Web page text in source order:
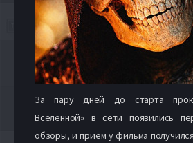
За пару дней до старта
Вселенной» в сети появились
обзоры, и прием у фильма